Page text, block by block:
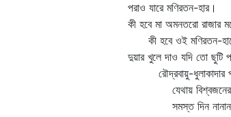
পরাও যারে মণিরতন-হার।
কী হবে মা অমনতরো রাজার
কী হবে ওই মণিরতন-
দুয়ার খুলে দাও যদি তো ছুটি
রৌদ্রবায়ু-ধুলাকাদার
যেথায় বিশ্বজনের
সমস্ত দিন নানান